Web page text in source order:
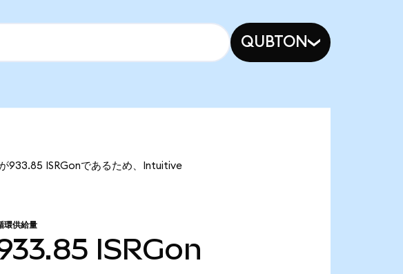
QUBTON
933.85 ISRGonであるため、Intuitive
環供給量
ISRGon